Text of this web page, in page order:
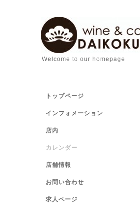
Welcome to our homepage
トップページ
インフォメーション
店内
カレンダー
店舗情報
お問い合わせ
求人ページ